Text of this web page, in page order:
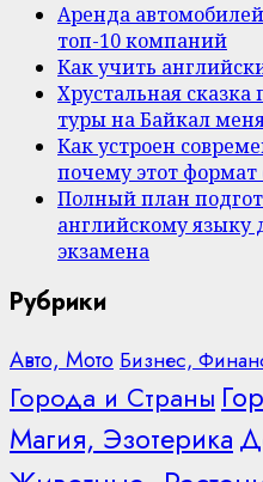
Аренда
топ-10 компаний
Как учить
Хрустальная
туры на Байкал
Как устроен
почему этот формат
Полный план
английскому
экзамена
Рубрики
Авто, МотоБизнес,
Города и Страны
Магия, Эзотерика